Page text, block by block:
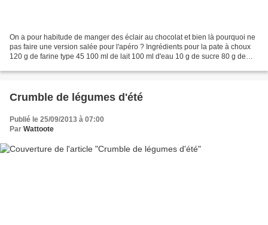
On a pour habitude de manger des éclair au chocolat et bien là pourquoi ne
pas faire une version salée pour l'apéro ? Ingrédients pour la pate à choux
120 g de farine type 45 100 ml de lait 100 ml d'eau 10 g de sucre 80 g de
Crumble de légumes d'été
Publié le 25/09/2013 à 07:00
Par Wattoote